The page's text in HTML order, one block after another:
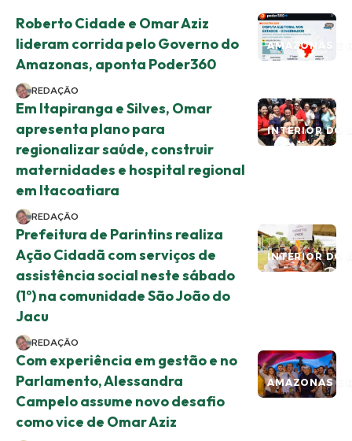
AMAZONAS E
Roberto Cidade e Omar Aziz
lideram corrida pelo Governo do
Amazonas, aponta Poder360
REDAÇÃO
INTERIOR DO
Em Itapiranga e Silves, Omar
apresenta plano para
regionalizar saúde, construir
maternidades e hospital regional
em Itacoatiara
REDAÇÃO
INTERIOR DO
Prefeitura de Parintins realiza
Ação Cidadã com serviços de
assistência social neste sábado
(1º) na comunidade São João do
Jacu
REDAÇÃO
AMAZONAS E
Com experiência em gestão e no
Parlamento, Alessandra
Campelo assume novo desafio
como vice de Omar Aziz